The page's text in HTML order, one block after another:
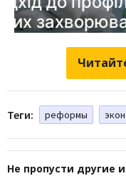
Теги: реформы
Не пропусти другие